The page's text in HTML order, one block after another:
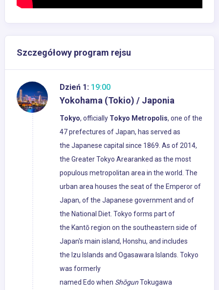
Szczegółowy program rejsu
Dzień 1: 19:00
Yokohama (Tokio) / Japonia
Tokyo, officially Tokyo Metropolis, one of the
47 prefectures of Japan, has served as
the Japanese capital since 1869. As of 2014,
the Greater Tokyo Arearanked as the most
populous metropolitan area in the world. The
urban area houses the seat of the Emperor of
Japan, of the Japanese government and of
the National Diet. Tokyo forms part of
the Kantō region on the southeastern side of
Japan's main island, Honshu, and includes
the Izu Islands and Ogasawara Islands. Tokyo
was formerly
named Edo when ShōgunTokugawa